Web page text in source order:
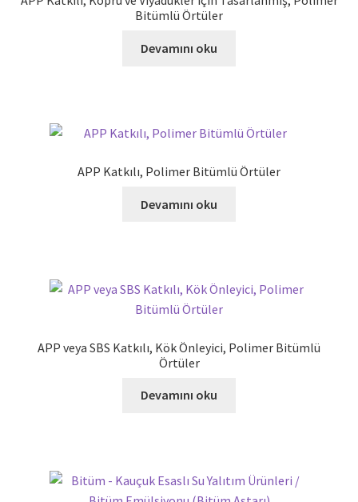
Bitümlü Örtüler
Devamını oku
APP Katkılı, Polimer Bitümlü Örtüler
Devamını oku
APP veya SBS Katkılı, Kök Önleyici, Polimer Bitümlü
Örtüler
Devamını oku